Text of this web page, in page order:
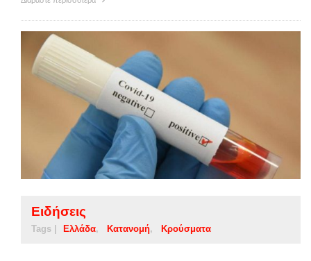
Ειδήσεις
Tags | Ελλάδα Κατανομή Κρούσματα